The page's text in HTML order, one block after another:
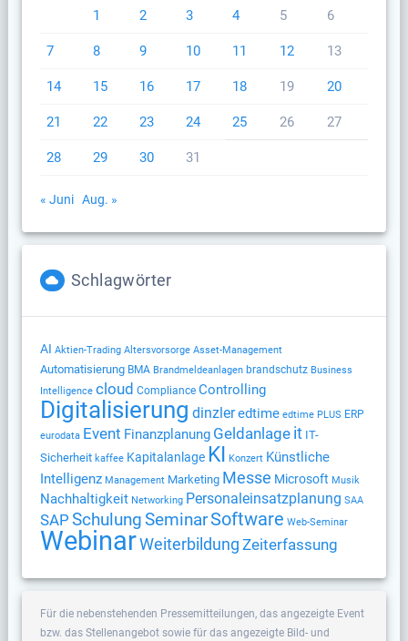
1 2 3 4 5 6
7 8 9 10 11 12 13
14 15 16 17 18 19 20
21 22 23 24 25 26 27
28 29 30 31
« Juni Aug. »
Schlagwörter
AI Aktien-Trading Altersvorsorge Asset-Management
Automatisierung BMA Brandmeldeanlagen brandschutz Business
Intelligence cloud Compliance Controlling
Digitalisierung dinzleredtime edtime PLUS ERP
eurodata Event Finanzplanung Geldanlage it IT-
Sicherheit kaffee Kapitalanlage KI Konzert Künstliche
Intelligenz Management Marketing Messe Microsoft Musik
Nachhaltigkeit Networking Personaleinsatzplanung SAA
SAP SchulungSeminarSoftware Web-Seminar
WebinarWeiterbildung Zeiterfassung
Für die nebenstehenden Pressemitteilungen, das angezeigte Event
bzw. das Stellenangebot sowie für das angezeigte Bild- und